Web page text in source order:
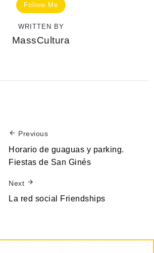
Follow Me
WRITTEN BY
MassCultura
Previous
Horario de guaguas y parking.
Fiestas de San Ginés
Next
La red social Friendships